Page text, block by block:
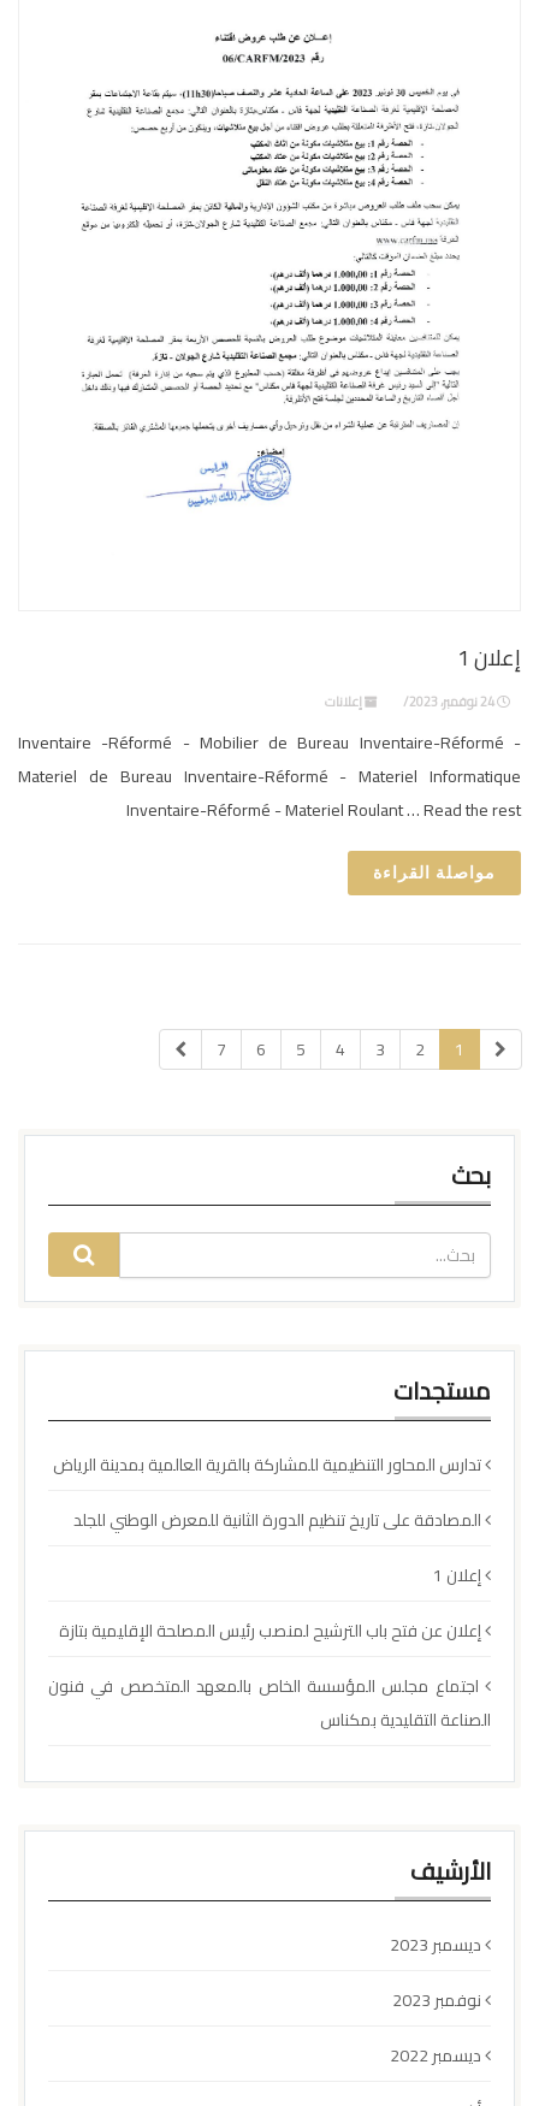
إعلان 1
إعلانات
Inventaire -Réformé - Mobilier de Bureau Inventaire-Réformé -
Materiel de Bureau Inventaire-Réformé - Materiel Informatique
Inventaire-Réformé - Materiel Roulant … Read the rest
مواصلة القراءة
1
2
3
4
5
6
7
بحث
مستجدات
تدارس المحاور التنظيمية للمشاركة بالقرية العالمية بمدينة الرياض
المصادقة على تاريخ تنظيم الدورة الثانية للمعرض الوطني للجلد
إعلان 1
إعلان عن فتح باب الترشيح لمنصب رئيس المصلحة الإقليمية بتازة
اجتماع مجلس المؤسسة الخاص بالمعهد المتخصص في فنون
الصناعة التقليدية بمكناس
الأرشيف
ديسمبر 2023
نوفمبر 2023
ديسمبر 2022